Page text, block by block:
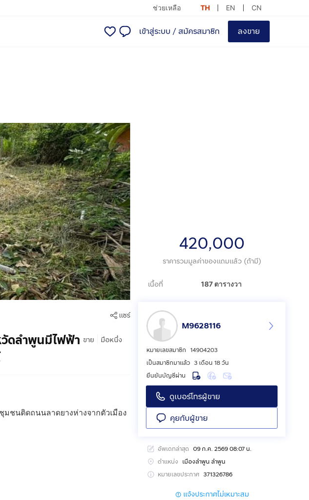
ช่วยเหลือ TH EN CN
เข้าสู่ระบบ / สมัครสมาชิก ลงขาย
แชร์
ขาย มือหนึ่ง
วัดลำพูนมีไฟฟ้า
มชนติดถนนลาดยางห่างจากตัวเมือง
420,000
ราคารวมมูลค่าของแถมแล้ว (ถ้ามี)
เนื้อที่ 187 ตารางวา
M9628116
หมายเลขสมาชิก 14904203
เป็นสมาชิกมาแล้ว 3 เดือน 18 วัน
ยืนยันบัญชีผ่าน
ดูเบอร์โทรผู้ขาย
คุยกับผู้ขาย
อัพเดทล่าสุด 09 ก.ค. 2569 08:07 น.
ตำแหน่ง เมืองลำพูน ลำพูน
หมายเลขประกาศ 371326786
แจ้งประกาศไม่เหมาะสม